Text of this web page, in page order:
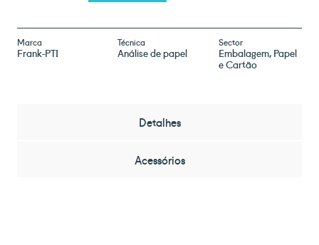
Marca
Frank-PTI
Técnica
Análise de papel
Sector
Embalagem Papel
e Cartão
Detalhes
Acessórios